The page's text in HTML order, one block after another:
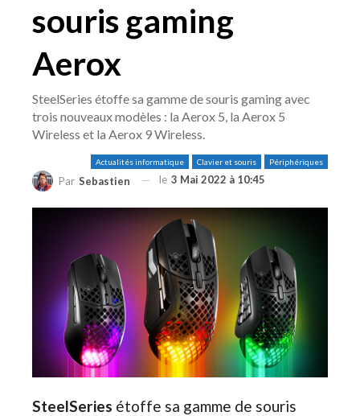
souris gaming
Aerox
SteelSeries étoffe sa gamme de souris gaming avec
trois nouveaux modèles : la Aerox 5, la Aerox 5
Wireless et la Aerox 9 Wireless.
Actualités informatique Clavier et souris Périphériques
Par Sebastien le 3 Mai 2022 à 10:45
SteelSeries étoffe sa gamme de souris